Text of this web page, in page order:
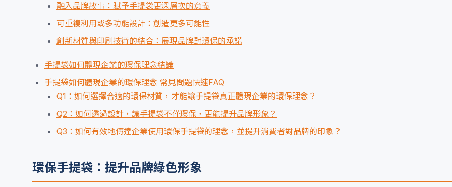
融入品牌故事：賦予手提袋更深層次的意義
可重複利用或多功能設計：創造更多可能性
創新材質與印刷技術的結合：展現品牌對環保的承諾
手提袋如何體現企業的環保理念結論
手提袋如何體現企業的環保理念 常見問題快速FAQ
Q1：如何選擇合適的環保材質，才能讓手提袋真正體現企業的環保理念？
Q2：如何透過設計，讓手提袋不僅環保，更能提升品牌形象？
Q3：如何有效地傳達企業使用環保手提袋的理念，並提升消費者對品牌的印象？
環保手提袋：提升品牌綠色形象